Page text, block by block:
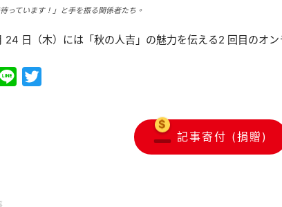
待っています！」と手を振る関係者たち。
24 日（木）には「秋の人吉」の魅力を伝える2 回目のオン
Line
記事寄付 (捐贈)